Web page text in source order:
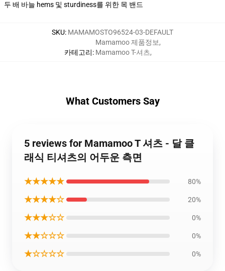
두 배 바늘 hems 및 sturdiness를 위한 목 밴드
SKU: MAMAMOSTO96524-03-DEFAULT
카테고리:
Mamamoo 제품정보,
Mamamoo T-셔츠,
What Customers Say
5 reviews for Mamamoo T 셔츠 - 달 클
래식 티셔츠의 어두운 측면
★★★★★ 80%
★★★★☆ 20%
★★★☆☆ 0%
★★☆☆☆ 0%
★☆☆☆☆ 0%